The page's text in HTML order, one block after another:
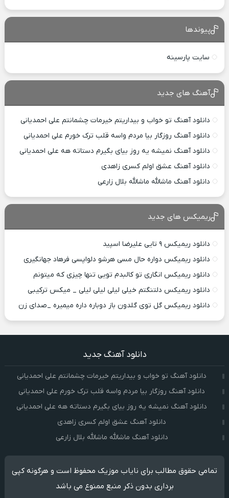
پیوندها
سایت پارسینه
آهنگ های جدید
دانلود آهنگ تو خواب و بیداریتم خیرمات چشمانتم علی احمدیانی
دانلود آهنگ روزگار بیا مردم واسه قلب ترک خورم علی احمدیانی
دانلود آهنگ نمیشه یه روز بیای بگیرم دستاته هه علی احمدیانی
دانلود آهنگ عشق اولم کسری زاهدی
دانلود آهنگ ماشالله ماشالله بلال زارعی
ریمیکس های جدید
دانلود ریمیکس ۹ تایی علیرضا اسپید
دانلود ریمیکس دواره حال مسی هرشو دلواپسی فرهاد جهانگیری
دانلود ریمیکس انگاری تو کالبدم تویی تنها چیزی که میتونم
دانلود ریمیکس دلتنگتم خیلی لیلی لیلی لیلی _ میکس ترکیبی
دانلود ریمیکس گل توی گلدون باز دوباره داره میمیره _صدای زن
دانلود آهنگ جدید
دانلود آهنگ تو خواب و بیداریتم خیرمات چشمانتم علی احمدیانی
دانلود آهنگ روزگار بیا مردم واسه قلب ترک خورم علی احمدیانی
دانلود آهنگ نمیشه یه روز بیای بگیرم دستاته هه علی احمدیانی
دانلود آهنگ عشق اولم کسری زاهدی
دانلود آهنگ ماشالله ماشالله بلال زارعی
تمامی حقوق مطالب برای نایاب موزیک محفوظ است و هرگونه کپی
برداری بدون ذکر منبع ممنوع می باشد